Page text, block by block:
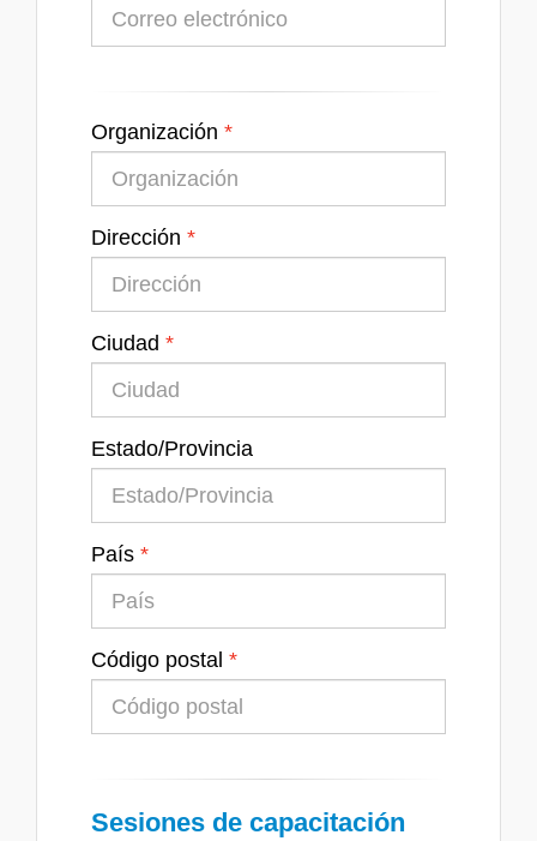
Organización
Dirección
Ciudad
Estado/Provincia
País
Código postal
Sesiones de capacitación